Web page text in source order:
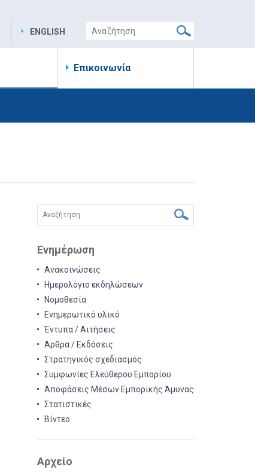
ENGLISH
Επικοινωνία
Ενημέρωση
Ανακοινώσεις
Ημερολόγιο εκδηλώσεων
Νομοθεσία
Ενημερωτικό υλικό
Έντυπα / Αιτήσεις
Άρθρα / Εκδόσεις
Στρατηγικός σχεδιασμός
Συμφωνίες Ελεύθερου Εμπορίου
Αποφάσεις Μέσων Εμπορικής Άμυνας
Στατιστικές
Βίντεο
Αρχείο